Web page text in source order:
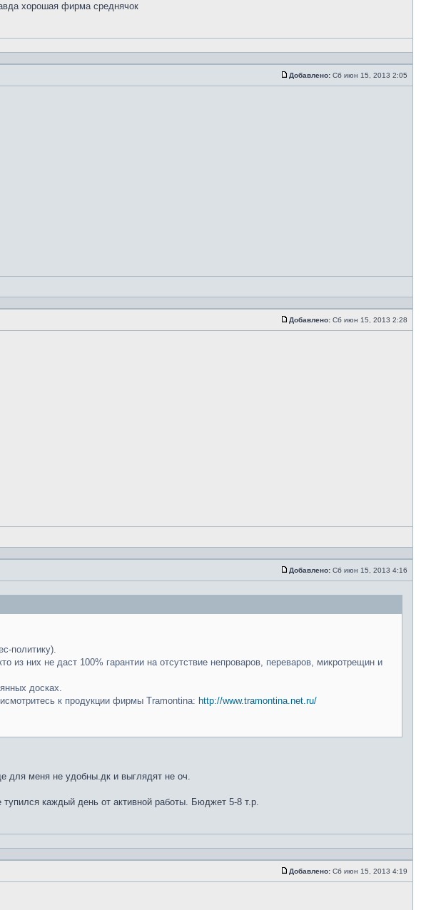
хорошая фирма среднячок
Добавлено: Сб июн 15, 2013 2:05
Добавлено: Сб июн 15, 2013 2:28
Добавлено: Сб июн 15, 2013 4:16
политику).
них не даст 100% гарантии на отсутствие непроваров, переваров, микротрещин и
досках.
к продукции фирмы Tramontina: http://www.tramontina.net.ru/
для меня не удобны.дк и выглядят не оч.
каждый день от активной работы. Бюджет 5-8 т.р.
Добавлено: Сб июн 15, 2013 4:19